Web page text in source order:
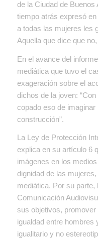
de la Ciudad de
tiempo atrás expresó
a todas las mujeres les
Aquella que dice que
En el avance del
mediática que tuvo el
exageración sobre el
dichos de la joven:
copado eso de
construcción”.
La Ley de Protección
explica en su artículo 6
imágenes en los
dignidad de las
mediática. Por su
Comunicación
sus objetivos,
igualdad entre hombres
igualitario y no